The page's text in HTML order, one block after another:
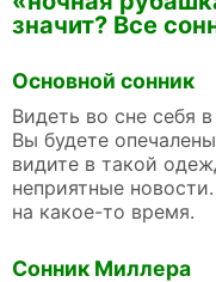
значит? Все
Основной сонник
Видеть во сне себя
Вы будете
видите в такой
неприятные
на какое-то время.
Сонник Миллера